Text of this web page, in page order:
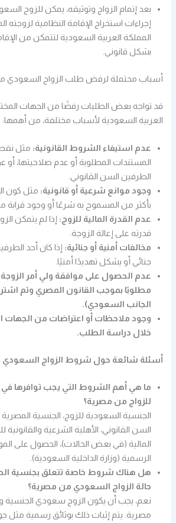
بعد إتمام الزواج وتوثيقه، يمكن للزوج
إجراءات استخراج الإقامة النظامية لزوجته
المملكة العربية السعودية لتتمكن من
بشكل قانوني.
أسباب محتملة لرفض طلب الزواج السعودي
قد تواجه بعض الطلبات رفضًا من الجهات
العربية السعودية لأسباب مختلفة، من أهمها:
عدم استيفاء الشروط القانونية: مثل
المستندات المطلوبة أو عدم صلاحيتها، أو
الطرفين السن القانوني.
وجود موانع شرعية أو قانونية: مثل كون
بأكثر من المسموح به شرعًا أو وجود قرابة
عدم القدرة المالية للزوج: إذا لم يتمكن
قدرته على إعالة الزوجة.
مخالفات أمنية أو جنائية: إذا كان أحد
جنائي أو يشكل تهديدًا أمنيًا.
عدم الحصول على موافقة ولي أمر الزوجة
مطلوبًا بموجب القانون المصري وتم
الجانب السعودي).
وجود ملاحظات أو اعتراضات من الجهات
خلال دراسة الطلب.
أسئلة شائعة حول شروط الزواج
ما هي أهم الشروط التي يجب توافرها
للزواج من مصرية؟
الجنسية السعودية للزوج، الجنسية المصرية
السن القانوني، الأهلية الشرعية والقانونية
المالية (في بعض الحالات)، الحصول على
الرسمية (وزارة الداخلية السعودية).
هل هناك شروط خاصة تتعلق بجنسية
حالة الزواج السعودي من مصرية؟
نعم، يجب أن يكون الزوج سعودي الجنسية
مصرية. يتم إثبات ذلك بوثائق رسمية مثل